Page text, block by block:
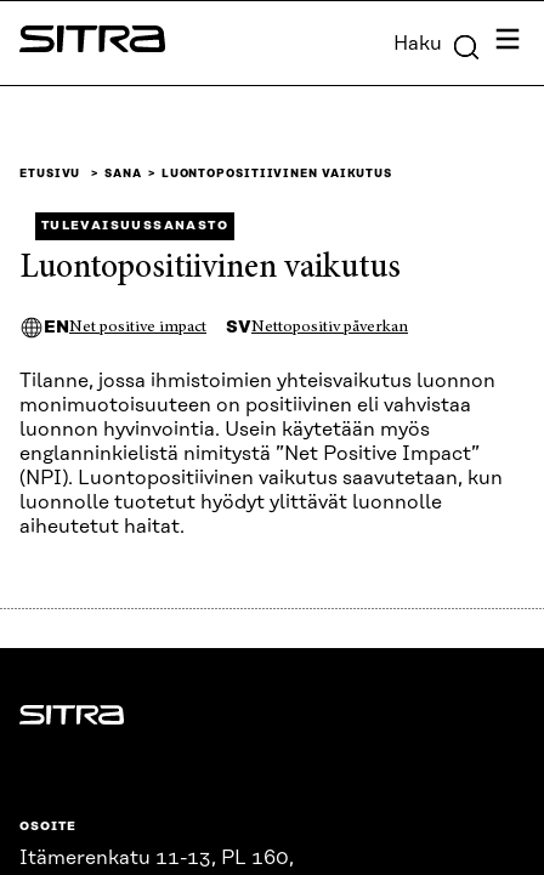
Siirry
suoraan
Sitra Haku
ETUSIVU SANA LUONTOPOSITIIVINEN VAIKUTUS
TULEVAISUUSSANASTO
Luontopositiivinen vaikutus
EN Net positive impact SVNettopositiv påverkan
Tilanne, jossa ihmistoimien yhteisvaikutus luonnon
monimuotoisuuteen on positiivinen eli vahvistaa
luonnon hyvinvointia. Usein käytetään myös
englanninkielistä nimitystä ”Net Positive Impact”
(NPI). Luontopositiivinen vaikutus saavutetaan, kun
luonnolle tuotetut hyödyt ylittävät luonnolle
aiheutetut haitat.
Sitra
OSOITE
Itämerenkatu 11-13, PL 160,